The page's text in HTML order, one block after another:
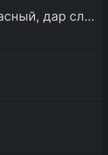
Дар напрасный, дар случайный